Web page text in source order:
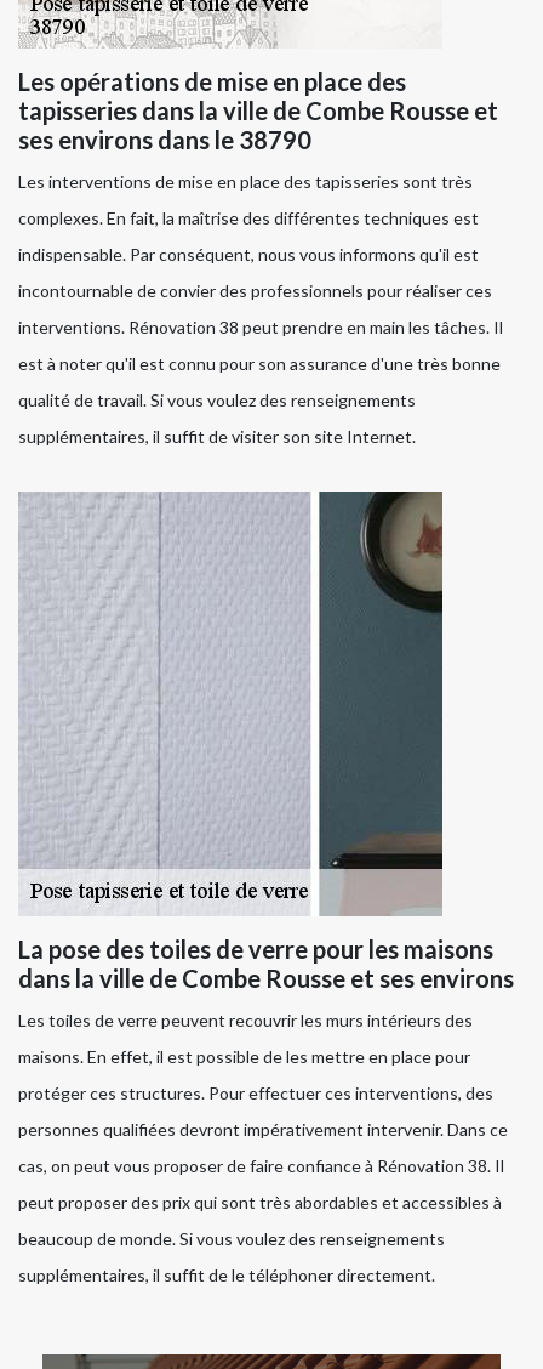
Les opérations de mise en place des
tapisseries dans la ville de Combe Rousse et
ses environs dans le 38790
Les interventions de mise en place des tapisseries sont très
complexes. En fait, la maîtrise des différentes techniques est
indispensable. Par conséquent, nous vous informons qu'il est
incontournable de convier des professionnels pour réaliser ces
interventions. Rénovation 38 peut prendre en main les tâches. Il
est à noter qu'il est connu pour son assurance d'une très bonne
qualité de travail. Si vous voulez des renseignements
supplémentaires, il suffit de visiter son site Internet.
La pose des toiles de verre pour les maisons
dans la ville de Combe Rousse et ses environs
Les toiles de verre peuvent recouvrir les murs intérieurs des
maisons. En effet, il est possible de les mettre en place pour
protéger ces structures. Pour effectuer ces interventions, des
personnes qualifiées devront impérativement intervenir. Dans ce
cas, on peut vous proposer de faire confiance à Rénovation 38. Il
peut proposer des prix qui sont très abordables et accessibles à
beaucoup de monde. Si vous voulez des renseignements
supplémentaires, il suffit de le téléphoner directement.